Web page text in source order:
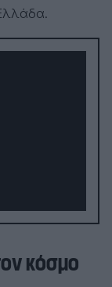
κόσμο